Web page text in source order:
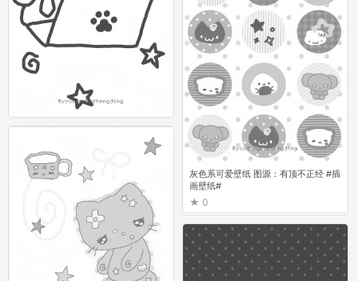
灰色系可爱壁纸 图源：有顶不正经 #插
0
灰色系可爱壁纸 图源：有顶不正经 #插
画壁纸#
0